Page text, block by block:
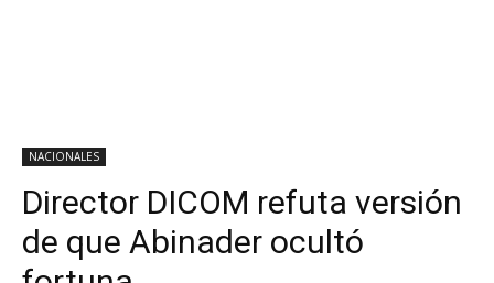
NACIONALES
Director DICOM refuta versión
de que Abinader ocultó